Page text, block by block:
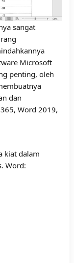
sangat
Microsoft
penting, oleh
dan
Word 2019,
kiat dalam
Word: